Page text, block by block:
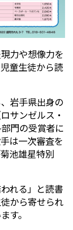
力や想像力を
童生徒から読
岩手県出身の
サンゼルス・
門の受賞者に
は一次審査を
池雄星特別
れる」と読書
から寄せられ
す。